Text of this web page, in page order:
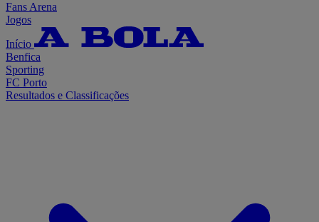
Fans Arena
Jogos
Início
Benfica
Sporting
FC Porto
Resultados e Classificações